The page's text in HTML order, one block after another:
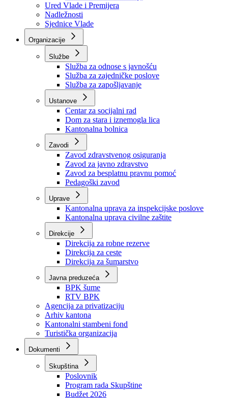
i sport
Ministarstvo za boračka pitanja
Ministarstvo za finansije
Ured Vlade i Premijera
Nadležnosti
Sjednice Vlade
Organizacije
Službe
Služba za odnose s javnošću
Služba za zajedničke poslove
Služba za zapošljavanje
Ustanove
Centar za socijalni rad
Dom za stara i iznemogla lica
Kantonalna bolnica
Zavodi
Zavod zdravstvenog osiguranja
Zavod za javno zdravstvo
Zavod za besplatnu pravnu pomoć
Pedagoški zavod
Kantonalna uprava za inspekcijske poslove
Kantonalna uprava civilne zaštite
Direkcije
Direkcija za robne rezerve
Direkcija za ceste
Direkcija za šumarstvo
Javna preduzeća
BPK šume
RTV BPK
Agencija za privatizaciju
Arhiv kantona
Kantonalni stambeni fond
Turistička organizacija
Dokumenti
Skupština